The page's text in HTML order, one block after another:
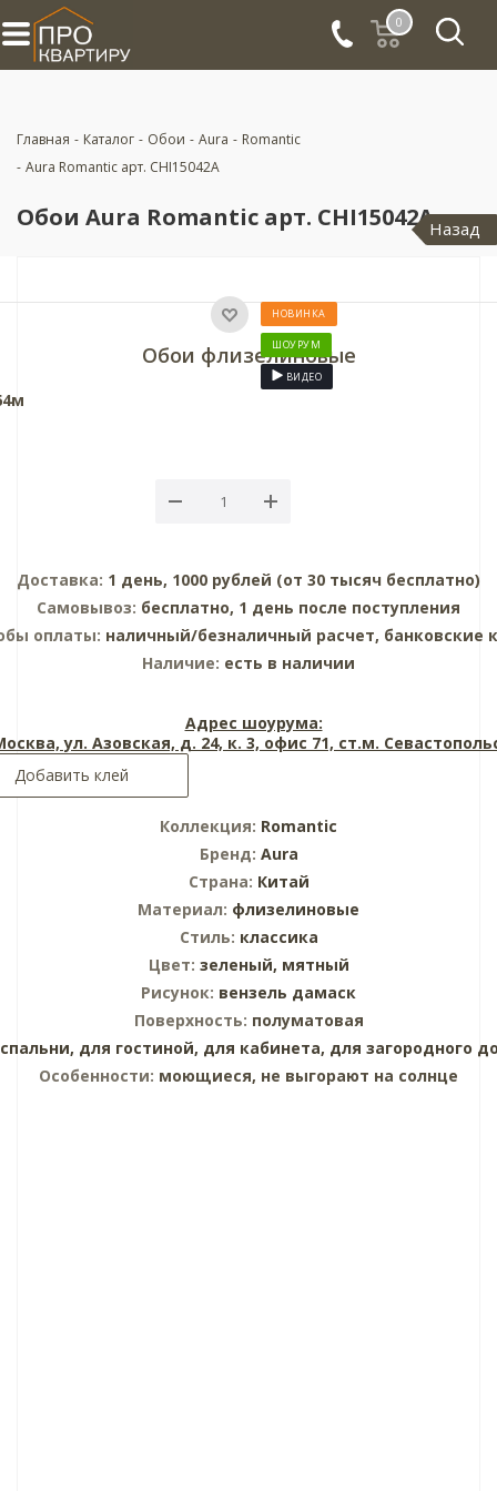
0
Главная - Каталог - Обои - Aura - Romantic
- Aura Romantic арт. CHI15042A
Обои Aura Romantic арт. CHI15042AНазад
НОВИНКА
ШОУРУМ
ВИДЕО
Обои флизелиновые
Доставка: 1 день, 1000 рублей (от 30 тысяч бесплатно)
Самовывоз: бесплатно, 1 день после поступления
оплаты: наличный/безналичный расчет, банковские
Наличие: есть в наличии
Адрес шоурума:
ул. Азовская, д. 24, к. 3, офис 71, ст.м.
Добавить клей
Коллекция: Romantic
Бренд: Aura
Страна: Китай
Материал: флизелиновые
Стиль: классика
Цвет: зеленый, мятный
Рисунок: вензель дамаск
Поверхность: полуматовая
для гостиной, для кабинета, для загородного
Особенности: моющиеся, не выгорают на солнце